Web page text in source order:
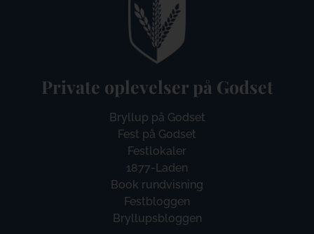
Private oplevelser på Godset
Bryllup på Godset
Fest på Godset
Festlokaler
1877-Laden
Book rundvisning
Festbloggen
Bryllupsbloggen